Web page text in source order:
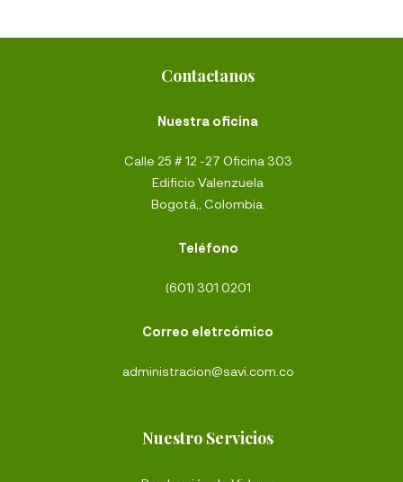
Contactanos
Nuestra oficina
Calle 25 # 12 -27 Oficina 303
Edificio Valenzuela
Bogotá,, Colombia.
Teléfono
(601) 301 0201
Correo eletrcómico
administracion@savi.com.co
Nuestro Servicios